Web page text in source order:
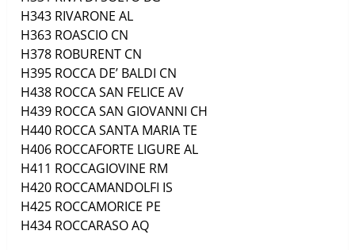
H343 RIVARONE AL
H363 ROASCIO CN
H378 ROBURENT CN
H395 ROCCA DE’ BALDI CN
H438 ROCCA SAN FELICE AV
H439 ROCCA SAN GIOVANNI CH
H440 ROCCA SANTA MARIATE
H406 ROCCAFORTE LIGURE AL
H411 ROCCAGIOVINE RM
H420 ROCCAMANDOLFI IS
H425 ROCCAMORICE PE
H434 ROCCARASOAQ